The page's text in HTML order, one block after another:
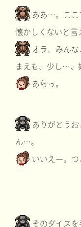
ああ…。ここ
懐かしくないと言
オラ、みん
まえも、少し…、
あらっ。
ありがとう
ん…。
いいえー。つ
そのダイス